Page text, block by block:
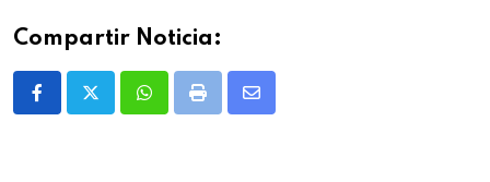
Compartir Noticia:
WhatsappPrint
Share